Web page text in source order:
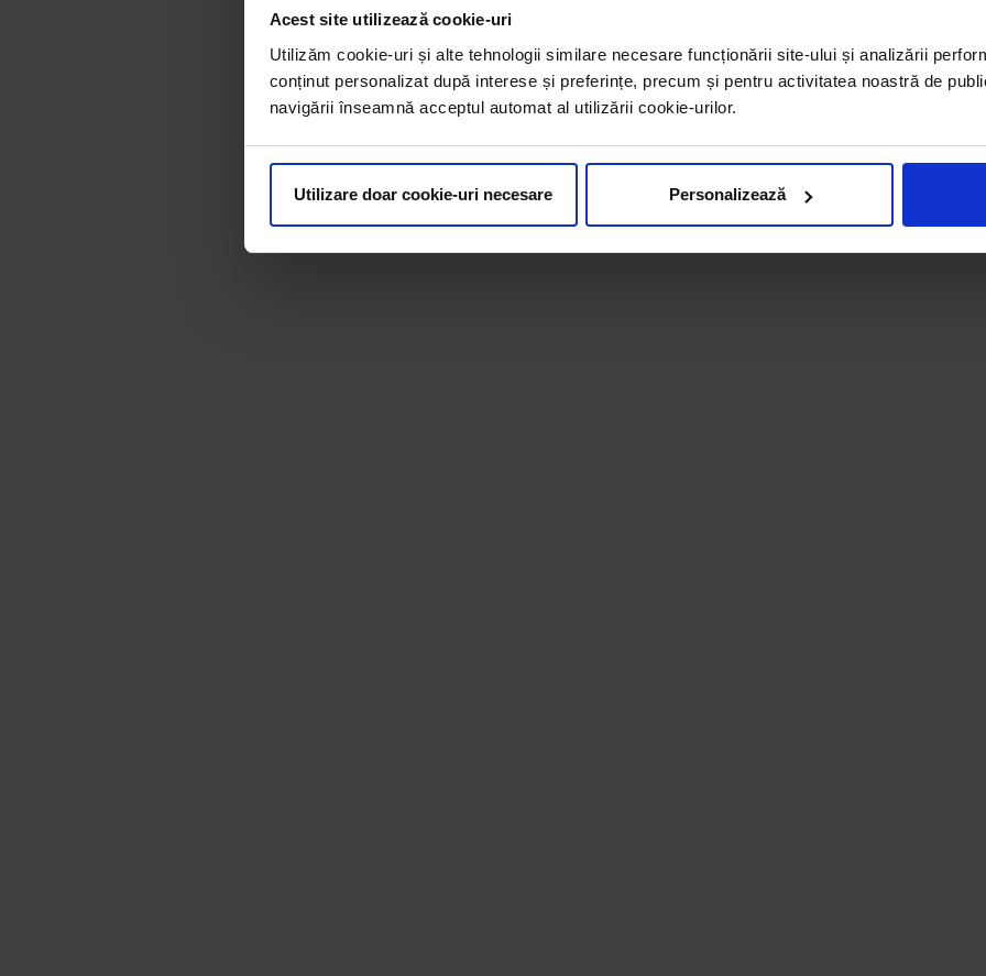
Acest site utilizează cookie-uri
Utilizăm cookie-uri și alte tehnologii similare necesare funcționării site-ului și analizării
conținut personalizat după interese și preferințe, precum și pentru activitatea noastră de
navigării înseamnă acceptul automat al utilizării cookie-urilor.
Utilizare doar cookie-uri necesare Personalizează